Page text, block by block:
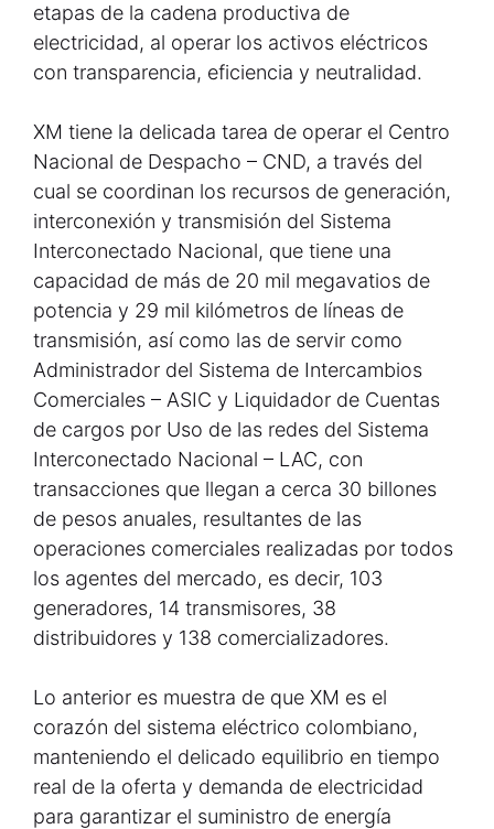
etapas de la cadena productiva de
electricidad, al operar los activos eléctricos
con transparencia, eficiencia y neutralidad.
XM tiene la delicada tarea de operar el Centro
Nacional de Despacho – CND, a través del
cual se coordinan los recursos de generación,
interconexión y transmisión del Sistema
Interconectado Nacional, que tiene una
capacidad de más de 20 mil megavatios de
potencia y 29 mil kilómetros de líneas de
transmisión, así como las de servir como
Administrador del Sistema de Intercambios
Comerciales – ASIC y Liquidador de Cuentas
de cargos por Uso de las redes del Sistema
Interconectado Nacional – LAC, con
transacciones que llegan a cerca 30 billones
de pesos anuales, resultantes de las
operaciones comerciales realizadas por todos
los agentes del mercado, es decir, 103
generadores, 14 transmisores, 38
distribuidores y 138 comercializadores.
Lo anterior es muestra de que XM es el
corazón del sistema eléctrico colombiano,
manteniendo el delicado equilibrio en tiempo
real de la oferta y demanda de electricidad
para garantizar el suministro de energía